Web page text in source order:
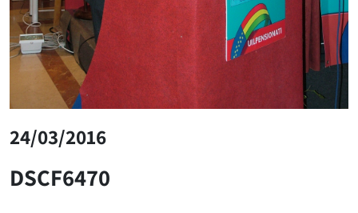
24/03/2016
DSCF6470